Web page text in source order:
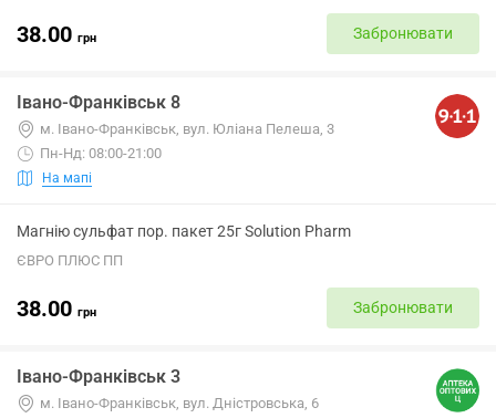
38.00 грн Забронювати
Івано-Франківськ 8
м. Івано-Франківськ, вул. Юліана Пелеша, 3
Пн-Нд: 08:00-21:00
На мапі
Магнію сульфат пор. пакет 25г Solution Pharm
ЄВРО ПЛЮС ПП
38.00 грн Забронювати
Івано-Франківськ 3
м. Івано-Франківськ, вул. Дністровська, 6